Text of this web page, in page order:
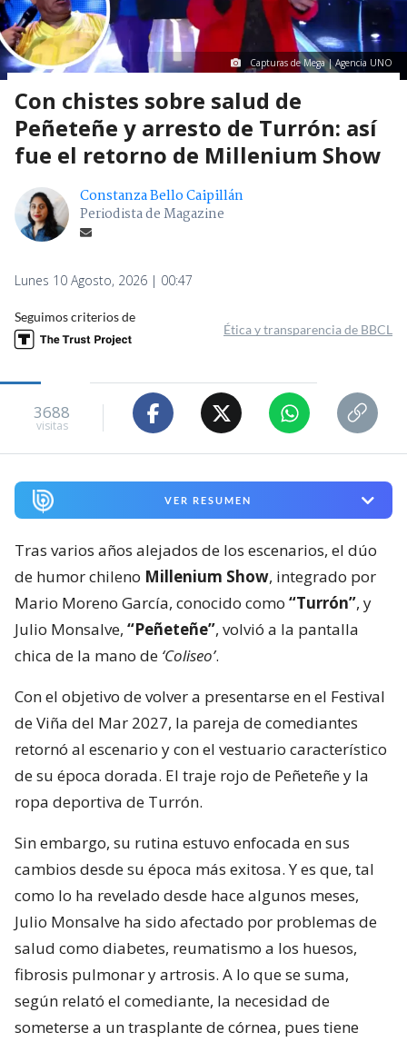
Capturas de Mega | Agencia UNO
Con chistes sobre salud de
Peñeteñe y arresto de Turrón: así
fue el retorno de Millenium Show
Constanza Bello Caipillán
Periodista de Magazine
Lunes 10 Agosto, 2026 | 00:47
Seguimos criterios de
Ética y transparencia de BBCL
3688
visitas
VER RESUMEN
Tras varios años alejados de los escenarios, el dúo
de humor chileno Millenium Show, integrado por
Mario Moreno García, conocido como “Turrón”, y
Julio Monsalve, “Peñeteñe”, volvió a la pantalla
chica de la mano de ‘Coliseo’.
Con el objetivo de volver a presentarse en el Festival
de Viña del Mar 2027, la pareja de comediantes
retornó al escenario y con el vestuario característico
de su época dorada. El traje rojo de Peñeteñe y la
ropa deportiva de Turrón.
Sin embargo, su rutina estuvo enfocada en sus
cambios desde su época más exitosa. Y es que, tal
como lo ha revelado desde hace algunos meses,
Julio Monsalve ha sido afectado por problemas de
salud como diabetes, reumatismo a los huesos,
fibrosis pulmonar y artrosis. A lo que se suma,
según relató el comediante, la necesidad de
someterse a un trasplante de córnea, pues tiene